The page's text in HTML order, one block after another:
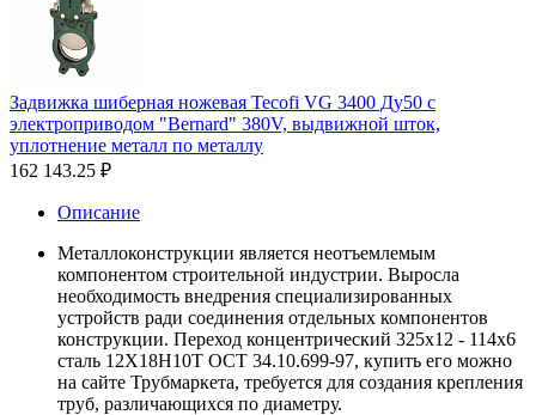
Задвижка шиберная ножевая Tecofi VG 3400 Ду50 с
электроприводом "Bernard" 380V, выдвижной шток,
уплотнение металл по металлу
162 143.25 ₽
Описание
Металлоконструкции является неотъемлемым
компонентом строительной индустрии. Выросла
необходимость внедрения специализированных
устройств ради соединения отдельных компонентов
конструкции. Переход концентрический 325х12 - 114х6
сталь 12Х18Н10Т ОСТ 34.10.699-97, купить его можно
на сайте Трубмаркета, требуется для создания крепления
труб, различающихся по диаметру.